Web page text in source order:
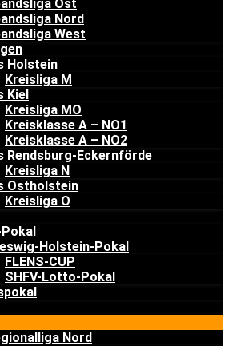
Ost
Nord
West
Holstein
Kreisliga M
Kiel
Kreisliga MO
Kreisklasse A – NO1
Kreisklasse A – NO2
Rendsburg-Eckernförde
Kreisliga N
Ostholstein
Kreisliga O
Pokal
Holstein-Pokal
FLENS-CUP
SHFV-Lotto-Pokal
Nord